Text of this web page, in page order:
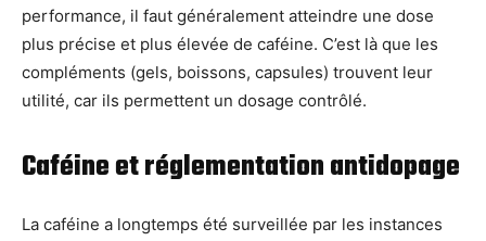
performance, il faut généralement atteindre une dose
plus précise et plus élevée de caféine. C’est là que les
compléments (gels, boissons, capsules) trouvent leur
utilité, car ils permettent un dosage contrôlé.
Caféine et réglementation antidopage
La caféine a longtemps été surveillée par les instances